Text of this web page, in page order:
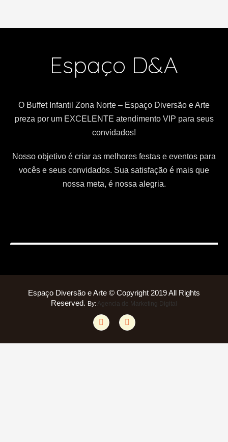
Espaço D&A
O Buffet Infantil Zona Norte – Espaço Diversão e Arte
preza por um EXCELENTE atendimento VIP para seus
convidados!
Nosso objetivo é criar as melhores festas e eventos para
vocês e seus convidados. Sua satisfação é mais que
nossa meta, é nossa alegria.
Espaço Diversão e Arte © Copyright 2019 All Rights
Reserved. By: Agencia de Marketing Digital